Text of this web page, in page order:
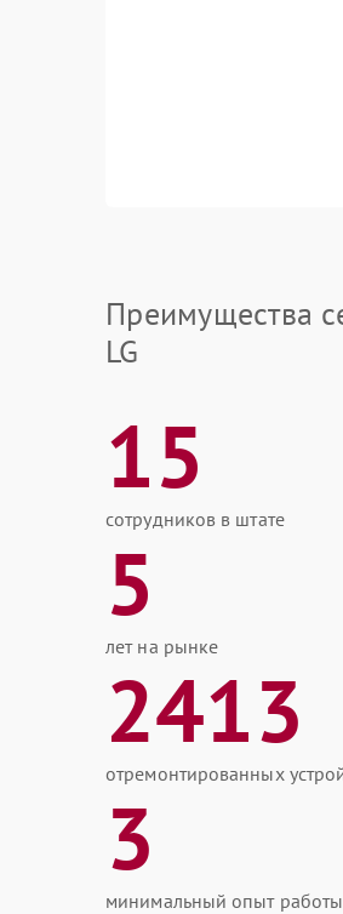
Преимущества
LG
15
сотрудников в штате
5
лет на рынке
2413
отремонтированных
3
минимальный опыт